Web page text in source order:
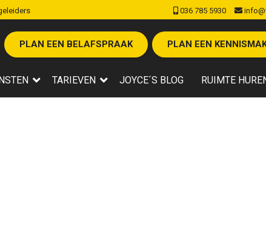
036 785 5930
PLAN EEN BELAFSPRAAK PLAN EEN
TARIEVEN JOYCE´S BLOG RUIMTE